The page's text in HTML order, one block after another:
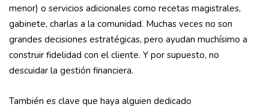
menor) o servicios adicionales como recetas magistrales,
gabinete, charlas a la comunidad. Muchas veces no son
grandes decisiones estratégicas, pero ayudan muchísimo a
construir fidelidad con el cliente. Y por supuesto, no
descuidar la gestión financiera.
También es clave que haya alguien dedicado